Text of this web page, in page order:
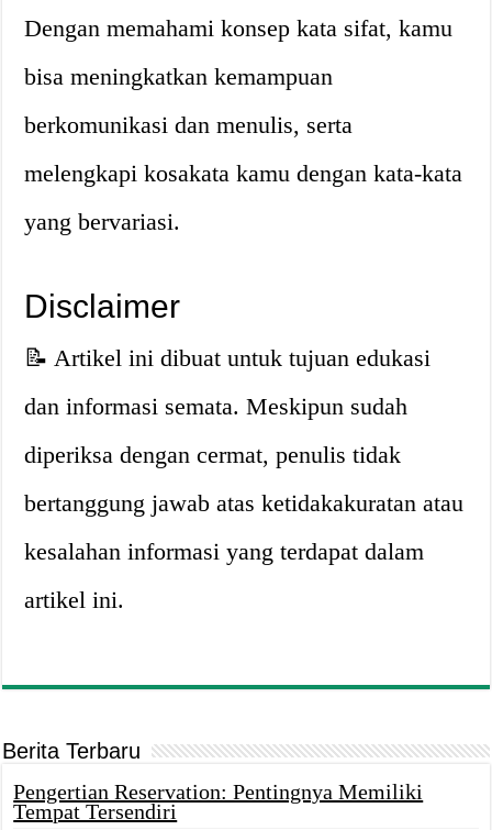
Dengan memahami konsep kata sifat, kamu
bisa meningkatkan kemampuan
berkomunikasi dan menulis, serta
melengkapi kosakata kamu dengan kata-kata
yang bervariasi.
Disclaimer
📝 Artikel ini dibuat untuk tujuan edukasi
dan informasi semata. Meskipun sudah
diperiksa dengan cermat, penulis tidak
bertanggung jawab atas ketidakakuratan atau
kesalahan informasi yang terdapat dalam
artikel ini.
Berita Terbaru
Pengertian Reservation: Pentingnya Memiliki
Tempat Tersendiri